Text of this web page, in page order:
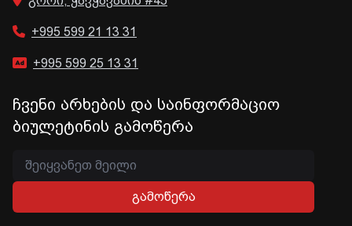
+995 599 21 13 31
+995 599 25 13 31
ჩვენი არხების და საინფორმაციო
ბიულეტინის გამოწერა
გამოწერა